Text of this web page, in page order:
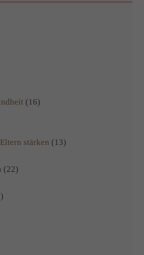
(16)
stärken (13)
(22)